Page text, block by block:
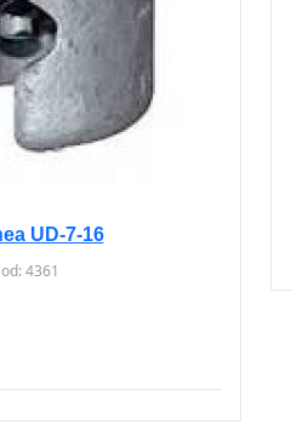
UD-7-16
4361